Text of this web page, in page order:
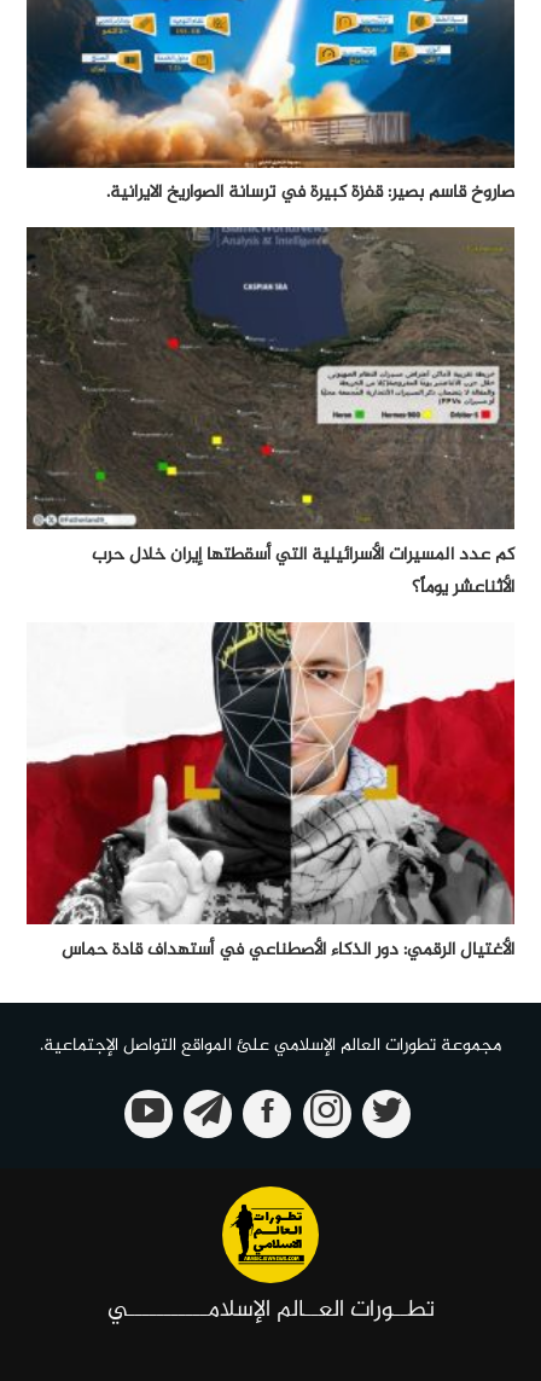
صاروخ قاسم بصير: قفزة كبيرة في ترسانة الصواريخ الايرانية.
كم عدد المسيرات الأسرائيلية التي أسقطتها إيران خلال حرب
الأثناعشر يوماً؟
الأغتيال الرقمي: دور الذكاء الأصطناعي في أستهداف قادة حماس
مجموعة تطورات العالم الإسلامي علئ المواقع التواصل الإجتماعية.
تطــورات العــالم الإسلامـــــــــــي